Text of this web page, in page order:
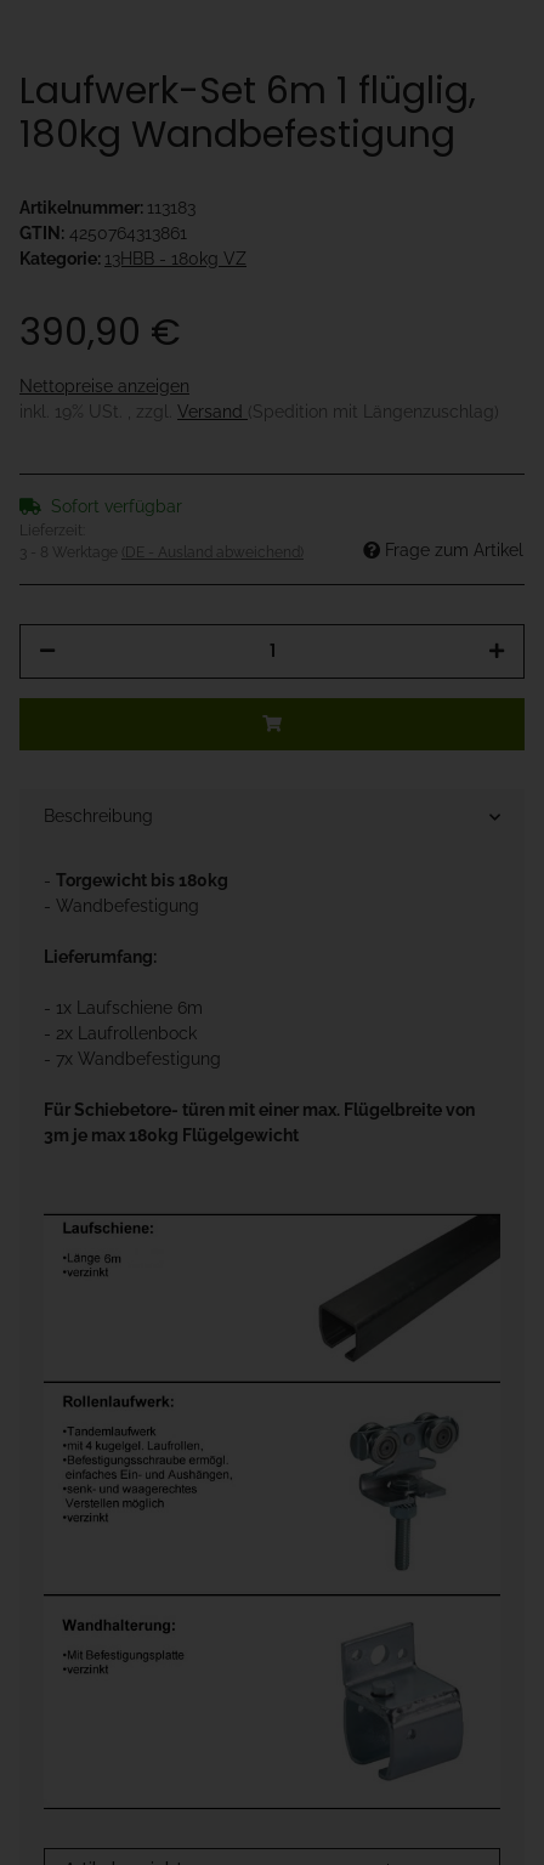
Laufwerk-Set 6m 1 flüglig,
180kg Wandbefestigung
Artikelnummer: 113183
GTIN: 4250764313861
Kategorie: 13HBB - 180kg VZ
390,90 €
Nettopreise anzeigen
inkl. 19% USt. , zzgl. Versand (Spedition mit Längenzuschlag)
Sofort verfügbar
Lieferzeit:
3 - 8 Werktage
(DE - Ausland abweichend) Frage zum Artikel
Beschreibung
- Torgewicht bis 180kg
- Wandbefestigung
Lieferumfang:
- 1x Laufschiene 6m
- 2x Laufrollenbock
- 7x Wandbefestigung
Für Schiebetore- türen mit einer max. Flügelbreite von
3m je max 180kg Flügelgewicht